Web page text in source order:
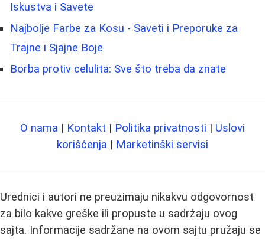
Iskustva i Savete
Najbolje Farbe za Kosu - Saveti i Preporuke za
Trajne i Sjajne Boje
Borba protiv celulita: Sve što treba da znate
O nama | Kontakt | Politika privatnosti | Uslovi
korišćenja | Marketinški servisi
Urednici i autori ne preuzimaju nikakvu odgovornost
za bilo kakve greške ili propuste u sadržaju ovog
sajta. Informacije sadržane na ovom sajtu pružaju se